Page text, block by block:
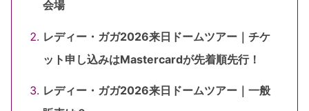
会場
レディー・ガガ2026来日ドームツアー｜チケ
ット申し込みはMastercardが先着順先行！
レディー・ガガ2026来日ドームツアー｜一般